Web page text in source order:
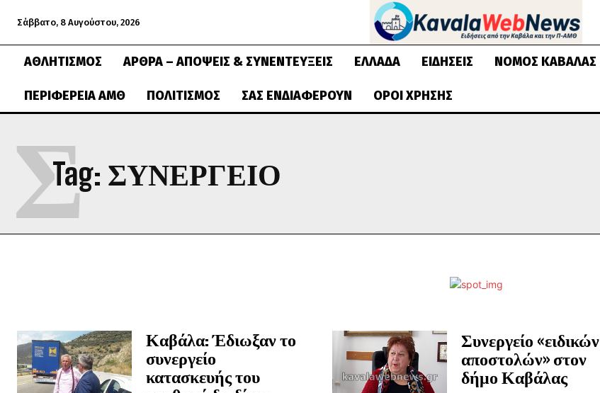
Σάββατο, 8 Αυγούστου, 2026
ΑΘΛΗΤΙΣΜΌΣ ΆΡΘΡΑ – ΑΠΌΨΕΙΣ & ΣΥΝΕΝΤΕΎΞΕΙΣ ΕΛΛΆΔΑ ΕΙΔΉΣΕΙΣ ΝΟΜΌΣ ΚΑΒΆΛΑΣ
ΠΕΡΙΦΈΡΕΙΑ ΑΜΘ ΠΟΛΙΤΙΣΜΌΣ ΣΑΣ ΕΝΔΙΑΦΈΡΟΥΝ ΌΡΟΙ ΧΡΉΣΗΣ
Tag: ΣΥΝΕΡΓΕΊΟ
Σ
Καβάλα: Έδιωξαν το
συνεργείο
κατασκευής του
Συνεργείο «ειδικών
αποστολών» στον
δήμο Καβάλας